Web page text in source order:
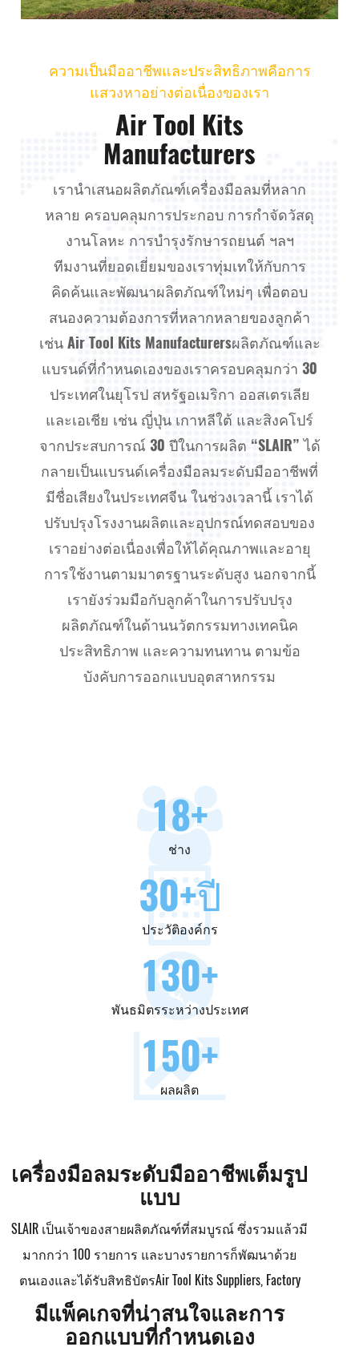
ความเป็นมืออาชีพและประสิทธิภาพคือการ
แสวงหาอย่างต่อเนื่องของเรา
Air Tool Kits
Manufacturers
เรานำเสนอผลิตภัณฑ์เครื่องมือลมที่หลาก
หลาย ครอบคลุมการประกอบ การกำจัดวัสดุ
งานโลหะ การบำรุงรักษารถยนต์ ฯลฯ
ทีมงานที่ยอดเยี่ยมของเราทุ่มเทให้กับการ
คิดค้นและพัฒนาผลิตภัณฑ์ใหม่ๆ เพื่อตอบ
สนองความต้องการที่หลากหลายของลูกค้า
เช่น Air Tool Kits Manufacturersผลิตภัณฑ์และ
แบรนด์ที่กำหนดเองของเราครอบคลุมกว่า 30
ประเทศในยุโรป สหรัฐอเมริกา ออสเตรเลีย
และเอเชีย เช่น ญี่ปุ่น เกาหลีใต้ และสิงคโปร์
จากประสบการณ์ 30 ปีในการผลิต “SLAIR” ได้
กลายเป็นแบรนด์เครื่องมือลมระดับมืออาชีพที่
มีชื่อเสียงในประเทศจีน ในช่วงเวลานี้ เราได้
ปรับปรุงโรงงานผลิตและอุปกรณ์ทดสอบของ
เราอย่างต่อเนื่องเพื่อให้ได้คุณภาพและอายุ
การใช้งานตามมาตรฐานระดับสูง นอกจากนี้
เรายังร่วมมือกับลูกค้าในการปรับปรุง
ผลิตภัณฑ์ในด้านนวัตกรรมทางเทคนิค
ประสิทธิภาพ และความทนทาน ตามข้อ
บังคับการออกแบบอุตสาหกรรม
18+
ช่าง
30+ปี
ประวัติองค์กร
130+
พันธมิตรระหว่างประเทศ
150+
ผลผลิต
เครื่องมือลมระดับมืออาชีพเต็มรูป
แบบ
SLAIR เป็นเจ้าของสายผลิตภัณฑ์ที่สมบูรณ์ ซึ่งรวมแล้วมี
มากกว่า 100 รายการ และบางรายการก็พัฒนาด้วย
ตนเองและได้รับสิทธิบัตรAir Tool Kits Suppliers, Factory
มีแพ็คเกจที่น่าสนใจและการ
ออกแบบที่กำหนดเอง